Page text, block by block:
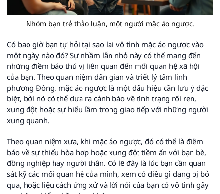
Nhóm bạn trẻ thảo luận, một người mặc áo ngược.
Có bao giờ bạn tự hỏi tại sao lại vô tình mặc áo ngược vào
một ngày nào đó? Sự nhầm lẫn nhỏ này có thể mang đến
những điềm báo thú vị liên quan đến mối quan hệ xã hội
của bạn. Theo quan niệm dân gian và triết lý tâm linh
phương Đông, mặc áo ngược là một dấu hiệu cần lưu ý đặc
biệt, bởi nó có thể đưa ra cảnh báo về tình trạng rối ren,
xung đột hoặc sự hiểu lầm trong giao tiếp với những người
xung quanh.
Theo quan niệm xưa, khi mặc áo ngược, đó có thể là điềm
báo về sự thiếu hòa hợp hoặc xung đột tiềm ẩn với bạn bè,
đồng nghiệp hay người thân. Có lẽ đây là lúc bạn cần quan
sát kỹ các mối quan hệ của mình, xem có điều gì đang bị bỏ
qua, hoặc liệu cách ứng xử và lời nói của bạn có vô tình gây